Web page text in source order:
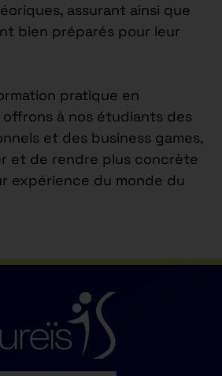
assurant ainsi que
bien préparés pour leur
pratique en
à nos étudiants des
et des business games,
et de rendre plus concrète
expérience du monde du